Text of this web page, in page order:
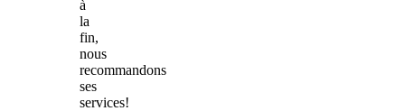
à
la
fin,
nous
recommandons
ses
services!